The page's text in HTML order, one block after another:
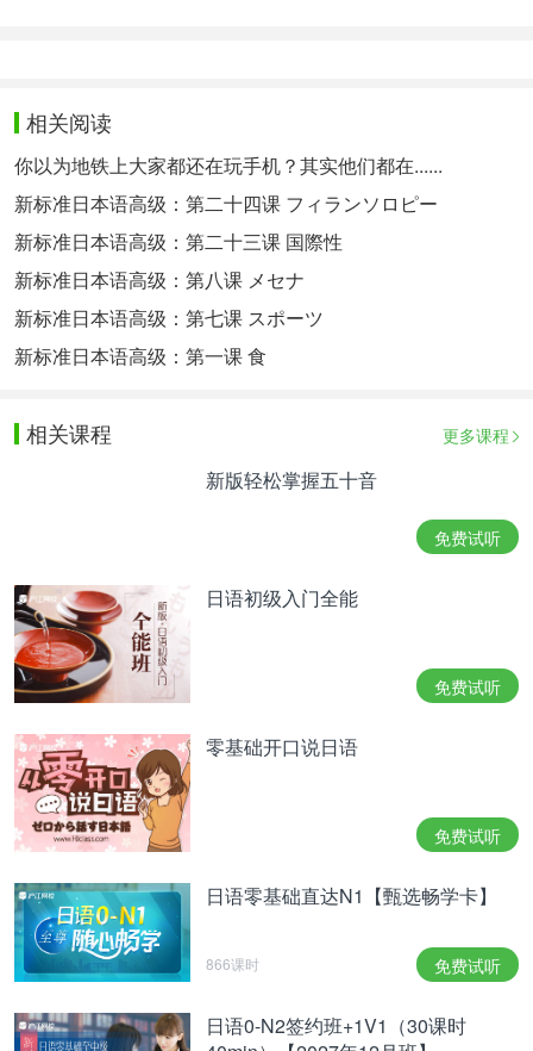
发音规则：
元音
日语的元音只有5个，
即“あ”、“い”、“う”、“え”、“お”。与汉语不同的
是，日语自然发音时，唇形变化比汉语小。而且，发
音时口形和声调的高低始终不变，这一点应特别注
意。
（1）清音：
行、ま
わ行
行（半浊
拗音
由辅音k/s/t/n/m/r/p/g/z/b加半辅音y和元音a/u/o形
成，用平假名和小的
组合起来书
写。
拨音
日语音节末出现“ん”称为拨音。它的发音根据后面的
音节有所变化，与汉语的m/n/ng相当。但对日本人来
说它是同一个音，听起来没有什么区别。发音时，要
注意“ん”的强度和长度与前后的音相同。
促音
日语中有一个实际上听不见声音的音节，叫做促音。
相关阅读
你以为地铁上大家都还在玩手机？其实他们都在......
新标准日本语高级：第二十四课 フィランソロピー
新标准日本语高级：第二十三课 国際性
新标准日本语高级：第八课 メセナ
新标准日本语高级：第七课 スポーツ
新标准日本语高级：第一课 食
相关课程 更多课程
新版轻松掌握五十音
免费试听
日语初级入门全能
免费试听
零基础开口说日语
免费试听
日语零基础直达N1【甄选畅学卡】
866课时 免费试听
日语0-N2签约班+1V1（30课时